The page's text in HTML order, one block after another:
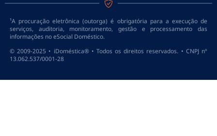
¹A procuração eletrônica (outorga) é obrigatória para a execução de
serviços, auditoria, monitoramento, gestão e processamento das
informações no eSocial Doméstico.
© 2009-2025 • iDoméstica® • Todos os direitos reservados. • CNPJ nº
13.062.537/0001-28